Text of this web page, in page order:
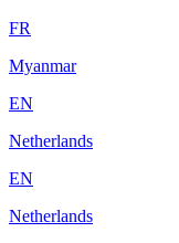
FR
Myanmar
EN
Netherlands
EN
Netherlands